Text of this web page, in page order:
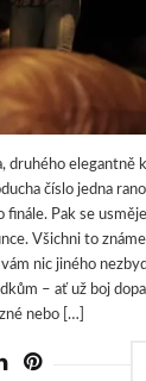
druhého elegantně
číslo jedna
Pak se
Všichni to
nic jiného
– ať už boj
nebo […]